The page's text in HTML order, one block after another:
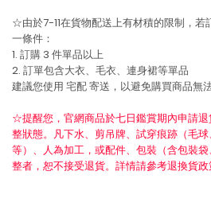
☆由於7-11在貨物配送上有材積的限制，若
一條件：
1. 訂購 3 件單品以上
2. 訂單包含大衣、毛衣、連身裙等單品
建議您使用 宅配寄送，以避免購買商品無
☆提醒您，官網商品於七日鑑賞期內申請
整狀態。凡下水、剪吊牌、試穿痕跡（毛
等）、人為加工，或配件、包裝（含包裝
整者，恕不接受退貨。詳情請參考退換貨政